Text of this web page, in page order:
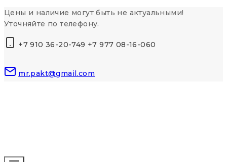
Перейти
к
Цены и наличие могут быть не актуальными!
Уточняйте по телефону.
+7 910 36-20-749 +7 977 08-16-060
mr.pakt@gmail.com